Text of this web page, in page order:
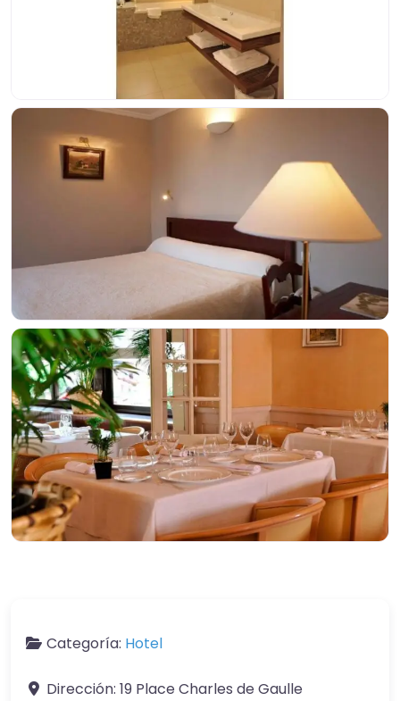
Categoría: Hotel
Dirección: 19 Place Charles de Gaulle